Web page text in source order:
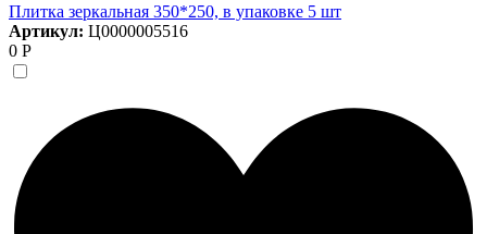
Плитка зеркальная 350*250, в упаковке 5 шт
Артикул: Ц0000005516
0 Р